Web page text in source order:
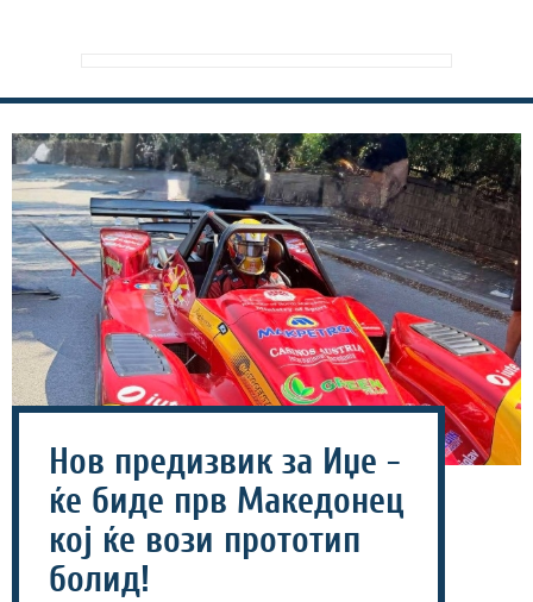
Нов предизвик за Иџе -
ќе биде прв Македонец
кој ќе вози прототип
болид!